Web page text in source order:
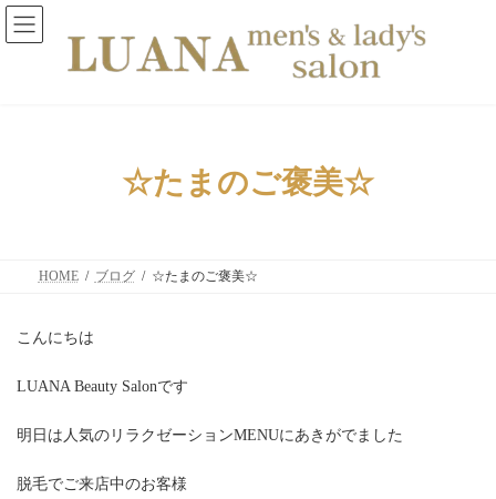
コ
ン
テ
ナ
ビ
ゲ
☆たまのご褒美☆
HOME ブログ ☆たまのご褒美☆
こんにちは
LUANA Beauty Salonです
明日は人気のリラクゼーションMENUにあきがでました
脱毛でご来店中のお客様